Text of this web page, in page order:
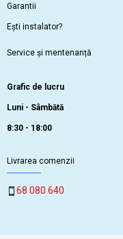
Garantii
Ești instalator?
Service și mentenanță
Grafic de lucru
Luni - Sâmbătă
8:30 - 18:00
Livrarea comenzii
68 080 640